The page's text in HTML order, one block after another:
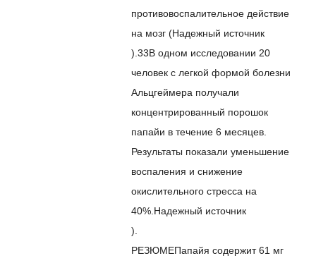
противовоспалительное действие
на мозг (Надежный источник
). 33В одном исследовании 20
человек с легкой формой болезни
Альцгеймера получали
концентрированный порошок
папайи в течение 6 месяцев.
Результаты показали уменьшение
воспаления и снижение
окислительного стресса на
40%. Надежный источник
).
РЕЗЮМЕПапайя содержит 61 мг